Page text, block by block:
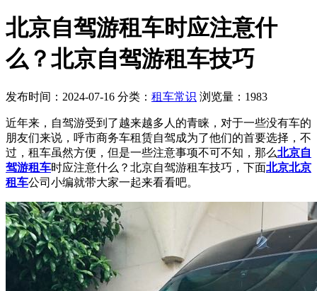
北京自驾游租车时应注意什
么？北京自驾游租车技巧
发布时间：2024-07-16 分类： 租车常识 浏览量：1983
近年来，自驾游受到了越来越多人的青睐，对于一些没有车的
朋友们来说，呼市商务车租赁自驾成为了他们的首要选择，不
过，租车虽然方便，但是一些注意事项不可不知，那么北京自
驾游租车时应注意什么？北京自驾游租车技巧，下面北京北京
租车公司小编就带大家一起来看看吧。